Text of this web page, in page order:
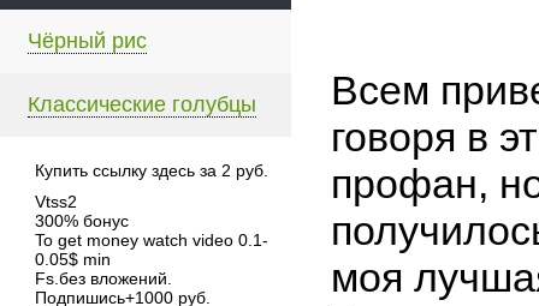
Чёрный рис
Классические голубцы
Купить ссылку здесь за 2 руб.
Vtss2
300% бонус
To get money watch video 0.1-
0.05$ min
Fs.без вложений.
Подпишись+1000 руб.
Всем
говоря в
профан,
моя